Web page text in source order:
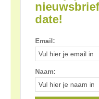
date!
Email:
Naam: